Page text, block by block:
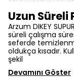
Uzun
Arzum DIKEY
süreli çalışma
seferde
oldukça kısadır.
şekil
Devamını Göster